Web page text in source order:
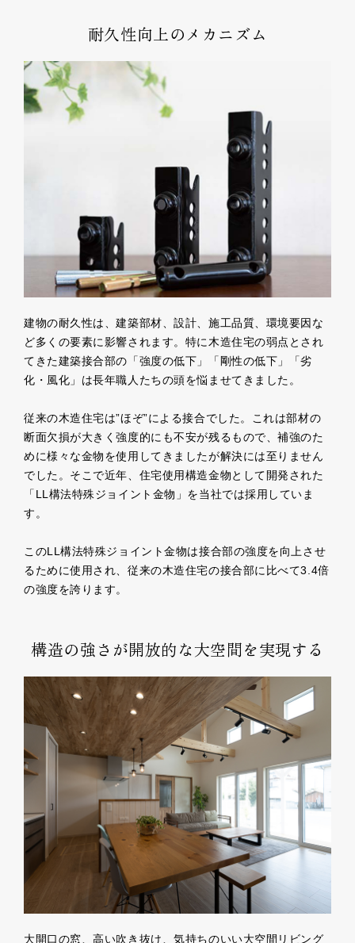
耐久性向上のメカニズム
建物の耐久性は、建築部材、設計、施工品質、環境要因な
ど多くの要素に影響されます。特に木造住宅の弱点とされ
てきた建築接合部の「強度の低下」「剛性の低下」「劣
化・風化」は長年職人たちの頭を悩ませてきました。
従来の木造住宅は”ほぞ”による接合でした。これは部材の
断面欠損が大きく強度的にも不安が残るもので、補強のた
めに様々な金物を使用してきましたが解決には至りません
でした。そこで近年、住宅使用構造金物として開発された
「LL構法特殊ジョイント金物」を当社では採用していま
す。
このLL構法特殊ジョイント金物は接合部の強度を向上させ
るために使用され、従来の木造住宅の接合部に比べて3.4倍
の強度を誇ります。
構造の強さが開放的な大空間を実現する
大開口の窓、高い吹き抜け、気持ちのいい大空間リビング